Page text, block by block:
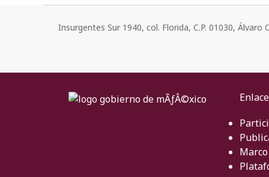
Insurgentes Sur 1940, col. Florida, C.P. 01030, Álvaro